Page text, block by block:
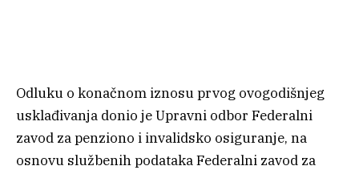
Odluku o konačnom iznosu prvog ovogodišnjeg
usklađivanja donio je Upravni odbor Federalni
zavod za penziono i invalidsko osiguranje, na
osnovu službenih podataka Federalni zavod za